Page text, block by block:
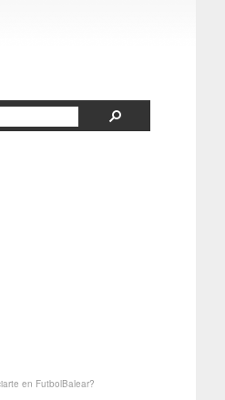
en FutbolBalear?